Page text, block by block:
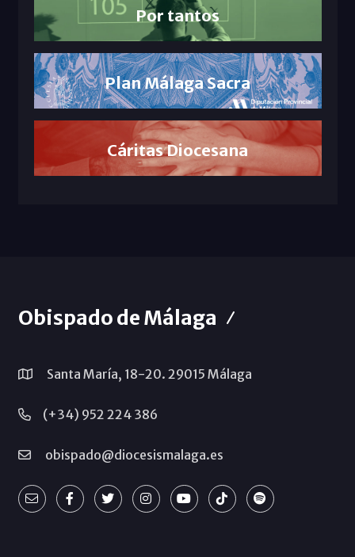
Por tantos
Plan Málaga Sacra
Cáritas Diocesana
Obispado de Málaga
Santa María, 18-20. 29015 Málaga
(+34) 952 224 386
obispado@diocesismalaga.es